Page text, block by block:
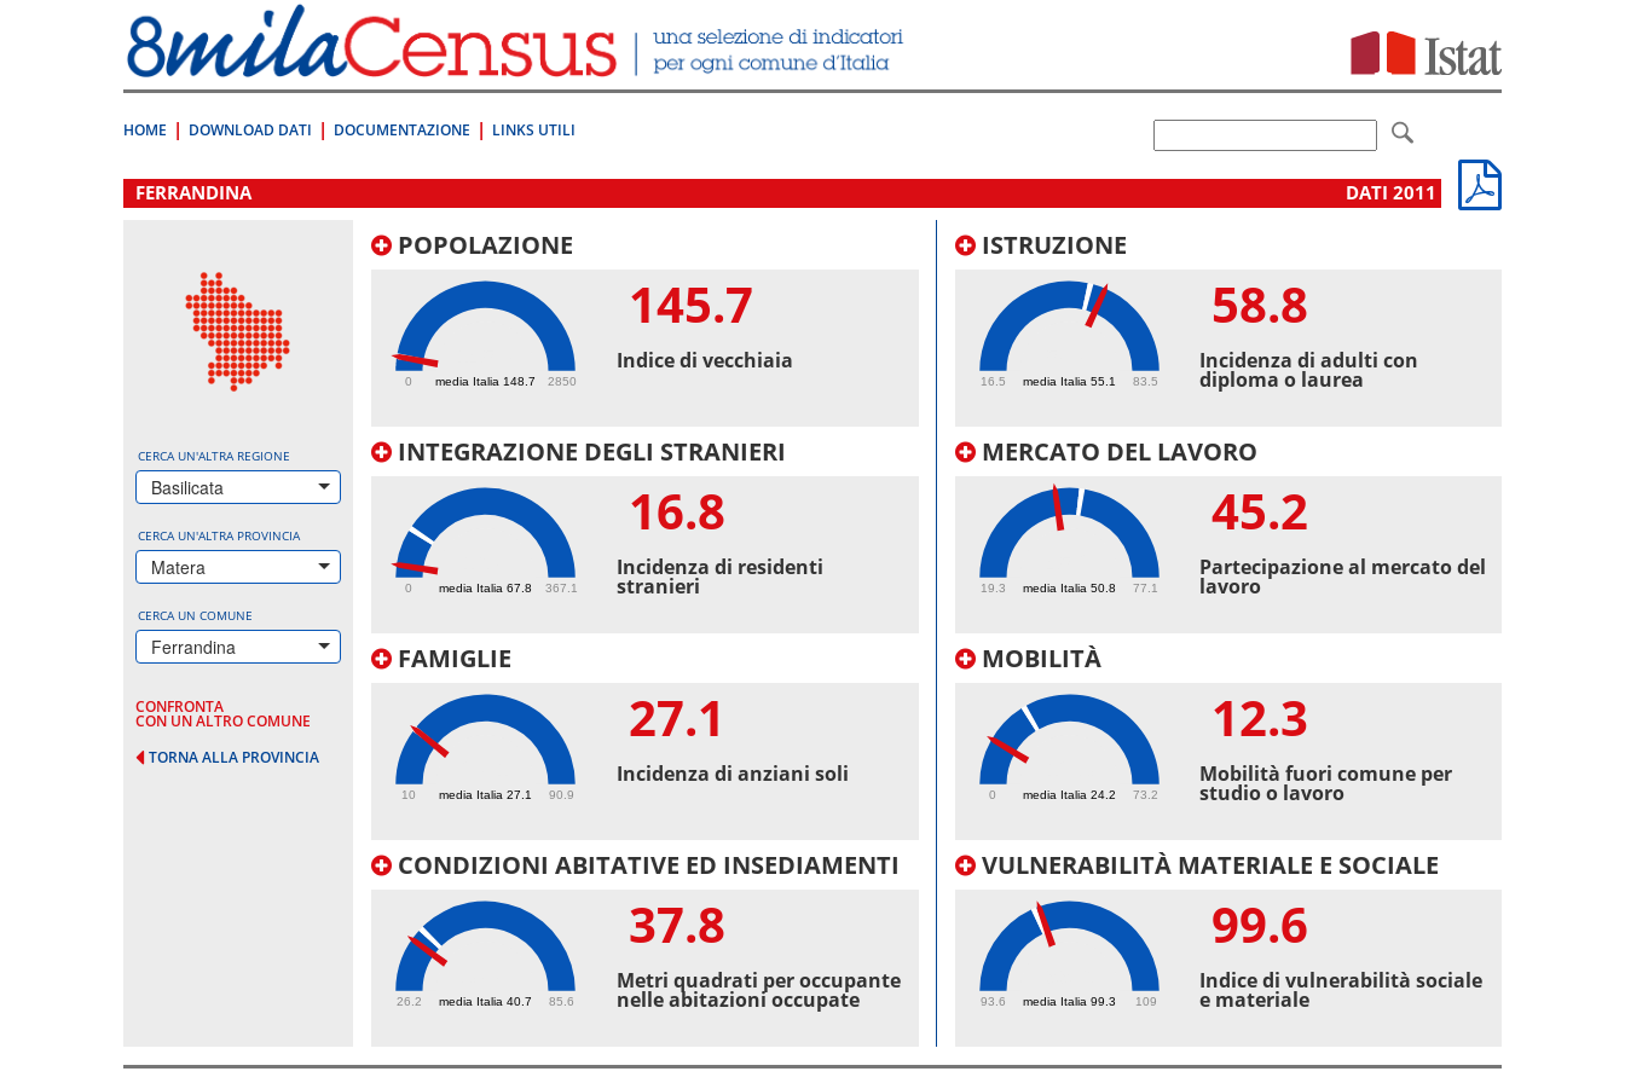
direttamente
a:
Contenuto
HOME DOWNLOAD DATI DOCUMENTAZIONE LINKS UTILI
.
FERRANDINA DATI 2011
CERCA UN'ALTRA REGIONE
Basilicata
CERCA UN'ALTRA PROVINCIA
Matera
CERCA UN COMUNE
Ferrandina
CONFRONTA
CON UN ALTRO COMUNE
TORNA ALLA PROVINCIA
POPOLAZIONE
media Italia 148.7
0 2850
145.7
Indice di vecchiaia
INTEGRAZIONE DEGLI STRANIERI
media Italia 67.8
0 367.1
16.8
Incidenza di residenti
stranieri
FAMIGLIE
media Italia 27.1
10 90.9
27.1
Incidenza di anziani soli
CONDIZIONI ABITATIVE ED INSEDIAMENTI
media Italia 40.7
26.2 85.6
37.8
Metri quadrati per occupante
nelle abitazioni occupate
ISTRUZIONE
media Italia 55.1
16.5 83.5
58.8
Incidenza di adulti con
diploma o laurea
MERCATO DEL LAVORO
media Italia 50.8
19.3 77.1
45.2
Partecipazione al mercato del
lavoro
MOBILITÀ
media Italia 24.2
0 73.2
12.3
Mobilità fuori comune per
studio o lavoro
VULNERABILITÀ MATERIALE E SOCIALE
media Italia 99.3
93.6 109
99.6
Indice di vulnerabilità sociale
e materiale